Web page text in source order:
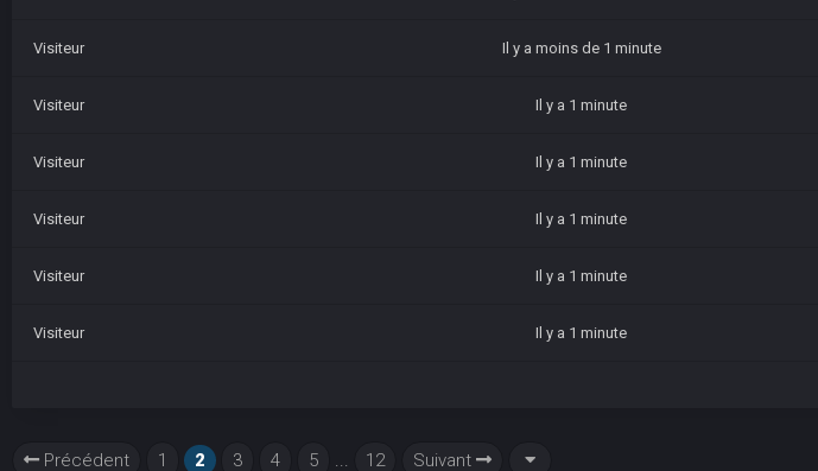
Visiteur Il y a moins de 1 minute
Visiteur Il y a 1 minute
Visiteur Il y a 1 minute
Visiteur Il y a 1 minute
Visiteur Il y a 1 minute
Visiteur Il y a 1 minute
Précédent 1 2 3 4 5 ... 12 Suivant